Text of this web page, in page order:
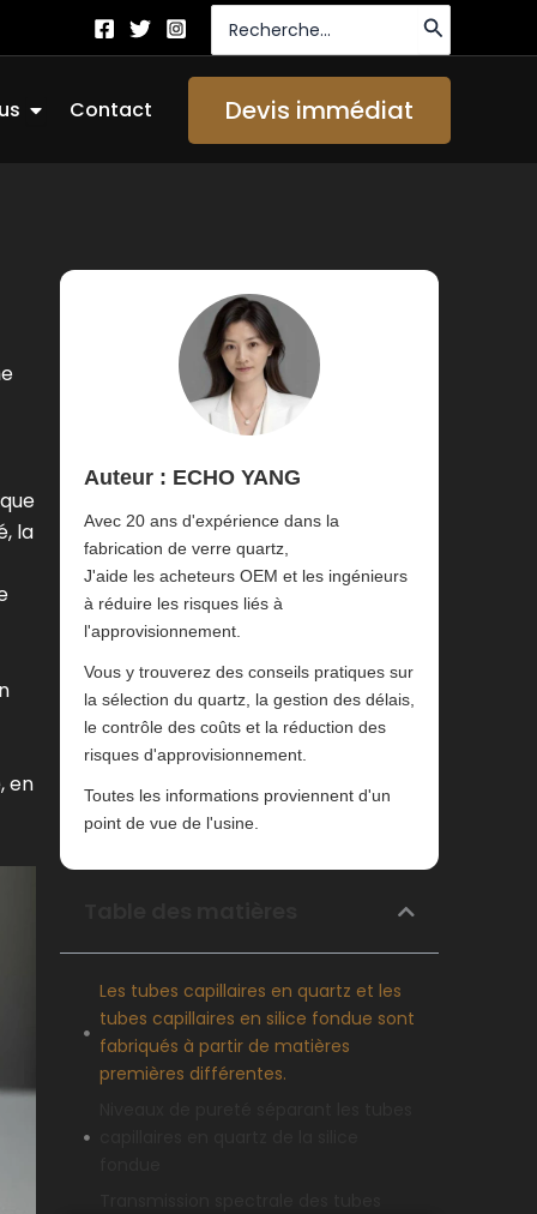
Recherche
de
Ouvrir About Us
Contact Devis immédiat
la
en
Auteur : ECHO YANG
Avec 20 ans d'expérience dans la
fabrication de verre quartz,
J'aide les acheteurs OEM et les ingénieurs
à réduire les risques liés à
l'approvisionnement.
Vous y trouverez des conseils pratiques sur
la sélection du quartz, la gestion des délais,
le contrôle des coûts et la réduction des
risques d'approvisionnement.
Toutes les informations proviennent d'un
point de vue de l'usine.
Les tubes capillaires en quartz et les
tubes capillaires en silice fondue sont
fabriqués à partir de matières
premières différentes.